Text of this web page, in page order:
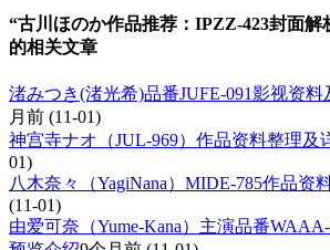
“古川ほのか作品推荐：IPZZ-423封面解
的相关文章
渚みつき(渚光希)品番JUFE-091影视资
月前 (11-01)
神宫寺ナオ（JUL-969）作品资料整理及
01)
八木奈々（YagiNana）MIDE-785作品资
(11-01)
由爱可奈（Yume-Kana）主演品番